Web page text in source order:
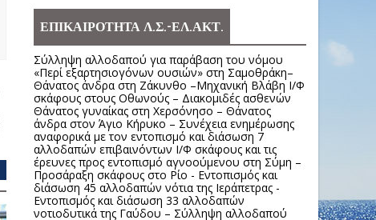
ΕΠΙΚΑΙΡΟΤΗΤΑ Λ.Σ.-ΕΛ.ΑΚΤ.
Σύλληψη αλλοδαπού για παράβαση του νόμου
«Περί εξαρτησιογόνων ουσιών» στη Σαμοθράκη–
Θάνατος άνδρα στη Ζάκυνθο –Μηχανική Βλάβη Ι/Φ
σκάφους στους Οθωνούς – Διακομιδές ασθενών
Θάνατος γυναίκας στη Χερσόνησο – Θάνατος
άνδρα στον Άγιο Κήρυκο – Συνέχεια ενημέρωσης
αναφορικά με τον εντοπισμό και διάσωση 7
αλλοδαπών επιβαινόντων Ι/Φ σκάφους και τις
έρευνες προς εντοπισμό αγνοούμενου στη Σύμη –
Προσάραξη σκάφους στο Ρίο - Εντοπισμός και
διάσωση 45 αλλοδαπών νότια της Ιεράπετρας -
Εντοπισμός και διάσωση 33 αλλοδαπών
νοτιοδυτικά της Γαύδου – Σύλληψη αλλοδαπού